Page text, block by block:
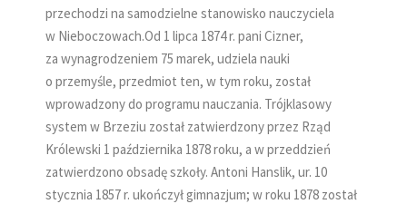
przechodzi na samodzielne stanowisko nauczyciela
w Nieboczowach.Od 1 lipca 1874 r. pani Cizner,
za wynagrodzeniem 75 marek, udziela nauki
o przemyśle, przedmiot ten, w tym roku, został
wprowadzony do programu nauczania. Trójklasowy
system w Brzeziu został zatwierdzony przez Rząd
Królewski 1 października 1878 roku, a w przeddzień
zatwierdzono obsadę szkoły. Antoni Hanslik, ur. 10
stycznia 1857 r. ukończył gimnazjum; w roku 1878 został